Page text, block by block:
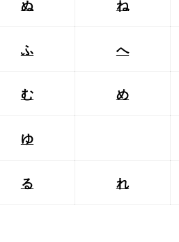
ぬ ね
ふ へ
む め
ゆ
る れ